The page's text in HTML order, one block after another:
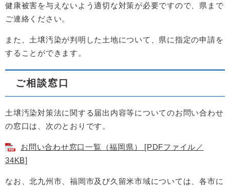
健康被害を与えないよう適切な対策が必要ですので、県まで
ご連絡ください。
また、土壌汚染が判明した土地について、県に指定の申請を
することができます。
ご相談窓口
土壌汚染対策法に関する届出内容等についてのお問い合わせ
の窓口は、次のとおりです。
お問い合わせ窓口一覧（福岡県） [PDFファイル／
34KB]
なお、北九州市、福岡市及び久留米市域については、各市に